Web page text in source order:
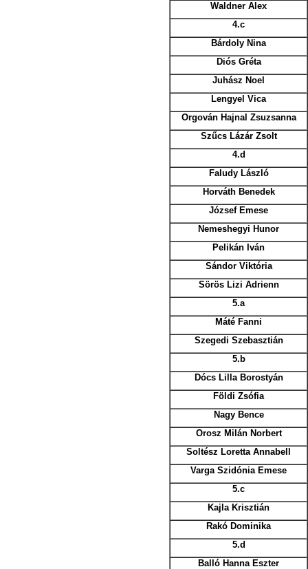
Waldner Alex
4.c
Bárdoly Nina
Diós Gréta
Juhász Noel
Lengyel Vica
Orgován Hajnal Zsuzsanna
Szűcs Lázár Zsolt
4.d
Faludy László
Horváth Benedek
József Emese
Nemeshegyi Hunor
Pelikán Iván
Sándor Viktória
Sörös Lizi Adrienn
5.a
Máté Fanni
Szegedi Szebasztián
5.b
Dócs Lilla Borostyán
Földi Zsófia
Nagy Bence
Orosz Milán Norbert
Soltész Loretta Annabell
Varga Szidónia Emese
5.c
Kajla Krisztián
Rakó Dominika
5.d
Balló Hanna Eszter